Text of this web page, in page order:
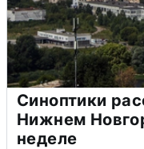
Синоптики
Нижнем
неделе